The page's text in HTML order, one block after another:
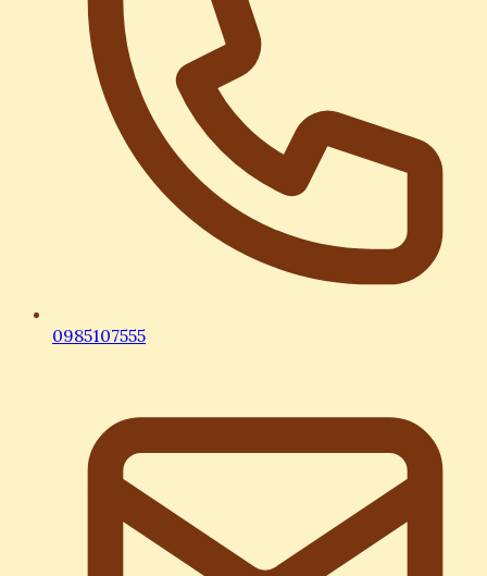
0985107555